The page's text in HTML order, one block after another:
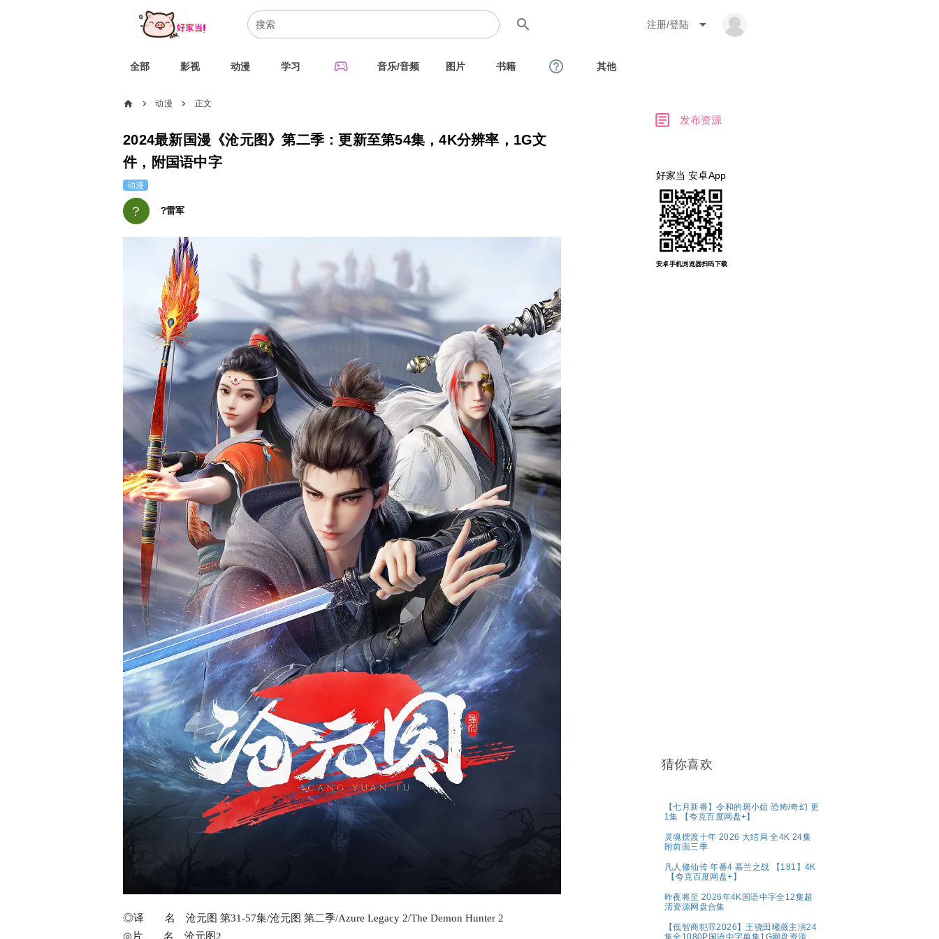
search 注册/登陆 arrow_drop_down
全部 影视 动漫 学习 sports_esports 音乐/音频 图片 书籍 help_outline 其他
home chevron_right 动漫 chevron_right 正文
2024最新国漫《沧元图》第二季：更新至第54集，4K分辨率，1G文
件，附国语中字
动漫
? ?雷军
◎译 名 沧元图 第31-57集/沧元图 第二季/Azure Legacy 2/The Demon Hunter 2
◎片 名 沧元图2
article 发布资源
好家当 安卓App
安卓手机浏览器扫码下载
猜你喜欢
【七月新番】令和的斑小姐 恐怖/奇幻 更
1集 【夸克百度网盘+】
灵魂摆渡十年 2026 大结局 全4K 24集
附前面三季
凡人修仙传 年番4 慕兰之战 【181】4K
【夸克百度网盘+】
昨夜将至 2026年4K国语中字全12集超
清资源网盘合集
【低智商犯罪2026】王骁田曦薇主演24
集全1080P国语中字单集1G网盘资源